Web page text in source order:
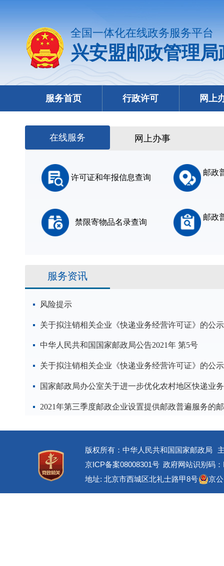
全国一体化在线政务服务平台
兴安盟邮政管理
服务首页 行政许可 网上
在线服务 网上办事
许可证和年报信息查询
邮政
禁限寄物品名录查询
邮政
服务资讯
风险提示
关于拟注销相关企业《快递业务经营许可证》的公示
中华人民共和国国家邮政局公告2021年 第5号
关于拟注销相关企业《快递业务经营许可证》的公示
版权所有：中华人民共和国国家邮政局
京ICP备案08008301号 政府网站识别码
地址: 北京市西城区北礼士路甲8号
京